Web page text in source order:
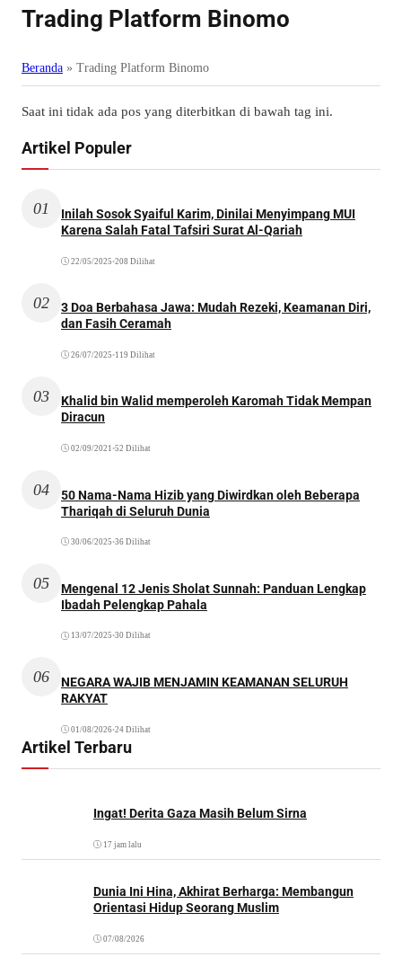
Trading Platform Binomo
Beranda » Trading Platform Binomo
Saat ini tidak ada pos yang diterbitkan di bawah tag ini.
Artikel Populer
01
Inilah Sosok Syaiful Karim, Dinilai Menyimpang MUI
Karena Salah Fatal Tafsiri Surat Al-Qariah
22/05/2025 •208 Dilihat
02
3 Doa Berbahasa Jawa: Mudah Rezeki, Keamanan Diri,
dan Fasih Ceramah
26/07/2025 •119 Dilihat
03
Khalid bin Walid memperoleh Karomah Tidak Mempan
Diracun
02/09/2021 •52 Dilihat
04
50 Nama-Nama Hizib yang Diwirdkan oleh Beberapa
Thariqah di Seluruh Dunia
30/06/2025 •36 Dilihat
05
Mengenal 12 Jenis Sholat Sunnah: Panduan Lengkap
Ibadah Pelengkap Pahala
13/07/2025 •30 Dilihat
06
NEGARA WAJIB MENJAMIN KEAMANAN SELURUH
RAKYAT
01/08/2026•24 Dilihat
Artikel Terbaru
Ingat! Derita Gaza Masih Belum Sirna
17 jam lalu
Dunia Ini Hina, Akhirat Berharga: Membangun
Orientasi Hidup Seorang Muslim
07/08/2026